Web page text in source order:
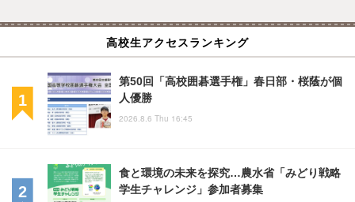
高校生アクセスランキング
第50回「高校囲碁選手権」春日部・桜蔭が個
人優勝
2026.8.6 Thu 16:45
食と環境の未来を探究…農水省「みどり戦略
学生チャレンジ」参加者募集